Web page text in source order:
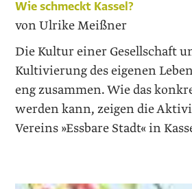
Wie schmeckt Kassel?
von Ulrike Meißner
Die Kultur einer Gesellschaft
Kultivierung des eigenen
eng zusammen. Wie das
werden kann, zeigen die
Vereins »Essbare Stadt« in